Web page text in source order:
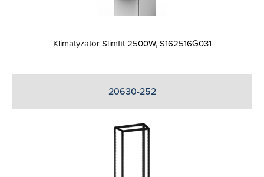
Klimatyzator Slimfit 2500W, S162516G031
20630-252